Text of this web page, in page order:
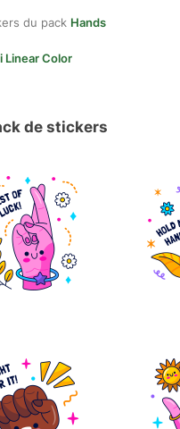
du pack Hands
Linear Color
de stickers